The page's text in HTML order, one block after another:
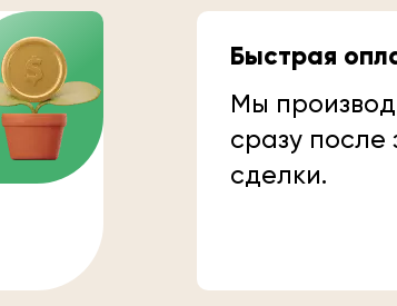
Быстрая
Мы
сразу после
сделки.